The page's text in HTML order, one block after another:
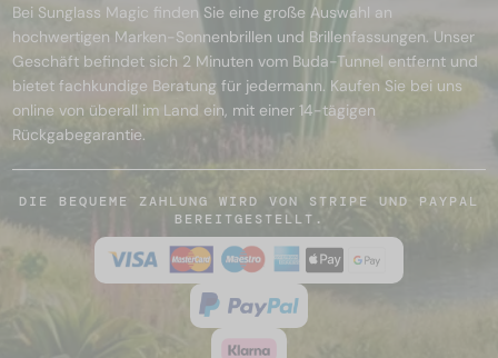
Bei Sunglass Magic finden Sie eine große Auswahl an
hochwertigen Marken-Sonnenbrillen und Brillenfassungen. Unser
Geschäft befindet sich 2 Minuten vom Buda-Tunnel entfernt und
bietet fachkundige Beratung für jedermann. Kaufen Sie bei uns
online von überall im Land ein, mit einer 14-tägigen
Rückgabegarantie.
DIE BEQUEME ZAHLUNG WIRD VON STRIPE UND PAYPAL
BEREITGESTELLT.